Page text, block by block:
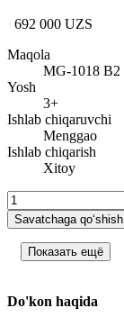
692 000 UZS
Maqola
MG-1018 B2
Yosh
3+
Ishlab chiqaruvchi
Menggao
Ishlab chiqarish
Xitoy
Savatchaga qo‘shish
Показать ещё
Do'kon haqida